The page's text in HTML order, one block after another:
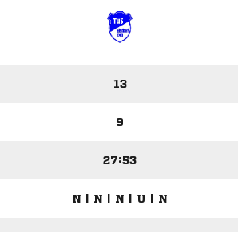
13
9
27:53
N | N | N | U | N